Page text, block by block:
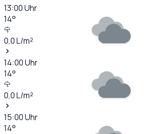
13:00Uhr
14°
0,0L/m²
14:00Uhr
14°
0,0L/m²
15:00Uhr
14°